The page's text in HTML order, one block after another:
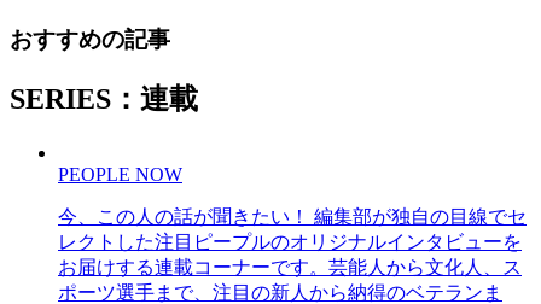
おすすめの記事
SERIES：連載
PEOPLE NOW
今、この人の話が聞きたい！ 編集部が独自の目線でセ
レクトした注目ピープルのオリジナルインタビューを
お届けする連載コーナーです。芸能人から文化人、ス
ポーツ選手まで、注目の新人から納得のベテランま